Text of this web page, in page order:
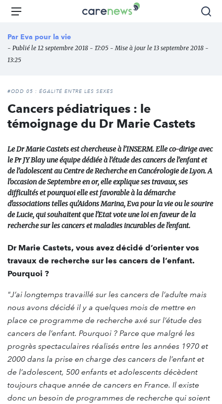
Aller
principal
Carenews,
des
Menu
Par Eva pour la vie
- Publié le 12 septembre 2018 - 17:05 - Mise à jour le 13 septembre 2018 -
13:25
#ODD 05 : ÉGALITÉ ENTRE LES SEXES
Cancers pédiatriques : le
témoignage du Dr Marie Castets
Le Dr Marie Castets est chercheuse à l’INSERM. Elle co-dirige avec
le Pr JY Blay une équipe dédiée à l’étude des cancers de l’enfant et
de l’adolescent au Centre de Recherche en Cancérologie de Lyon. A
l'occasion de Septembre en or, elle explique ses travaux, ses
difficultés et pourquoi elle est favorable à la démarche
d'associations telles qu'Aidons Marina, Eva pour la vie ou le sourire
de Lucie, qui souhaitent que l'Etat vote une loi en faveur de la
recherche sur les cancers et maladies incurables de l'enfant.
Dr Marie Castets, vous avez décidé d’orienter vos
travaux de recherche sur les cancers de l’enfant.
Pourquoi ?
"J’ai longtemps travaillé sur les cancers de l’adulte mais
nous avons décidé il y a quelques mois de mettre en
place ce programme de recherche axé sur l’étude des
cancers de l’enfant. Pourquoi ? Parce que malgré les
progrès spectaculaires réalisés entre les années 1970 et
2000 dans la prise en charge des cancers de l’enfant et
de l’adolescent, 500 enfants et adolescents décèdent
toujours chaque année de cancers en France. Il existe
donc un besoin de programmes de recherche qui soient